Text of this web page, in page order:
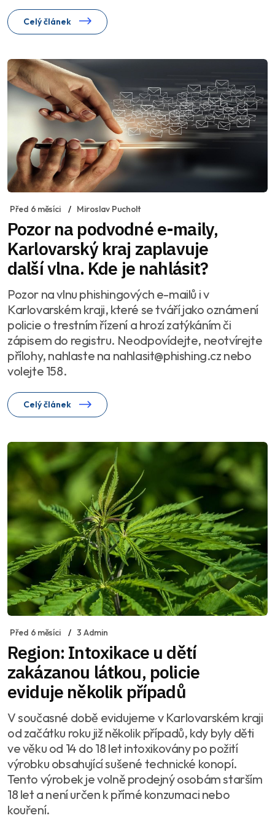
Celý článek
Před 6 měsíci Miroslav Pucholt
Pozor na podvodné e-maily,
Karlovarský kraj zaplavuje
další vlna. Kde je nahlásit?
Pozor na vlnu phishingových e-mailů i v
Karlovarském kraji, které se tváří jako oznámení
policie o trestním řízení a hrozí zatýkáním či
zápisem do registru. Neodpovídejte, neotvírejte
přílohy, nahlaste na nahlasit@phishing.cz nebo
volejte 158.
Celý článek
Před 6 měsíci 3 Admin
Region: Intoxikace u dětí
zakázanou látkou, policie
eviduje několik případů
V současné době evidujeme v Karlovarském kraji
od začátku roku již několik případů, kdy byly děti
ve věku od 14 do 18 let intoxikovány po požití
výrobku obsahující sušené technické konopí.
Tento výrobek je volně prodejný osobám starším
18 let a není určen k přímé konzumaci nebo
kouření.